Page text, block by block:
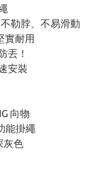
勒脖、不易滑動
實耐用
丟！
安裝
向物
能掛繩
灰色